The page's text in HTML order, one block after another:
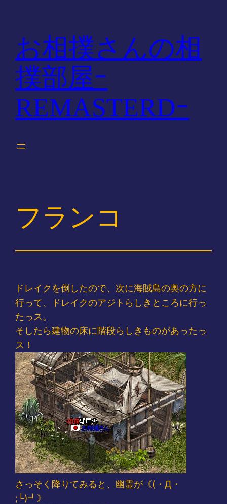
お相撲さんの相
撲部屋ｰ
REMASTERDｰ
フランコ
ドレイクを倒したので、次に海賊島の奥の方に
行って、ドレイクのアジトらしきところに行っ
たっス。
そしたら建物の床に階段らしきものがあったっ
ス！
さっそく降りてみると、幽霊が《(・Д・
;└)┛》